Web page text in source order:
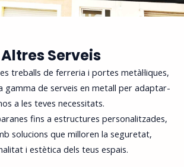
Altres Serveis
treballs de ferreria i portes metàl·liques,
gamma de serveis en metall per adaptar-
a les teves necessitats.
fins a estructures personalitzades,
solucions que milloren la seguretat,
i estètica dels teus espais.